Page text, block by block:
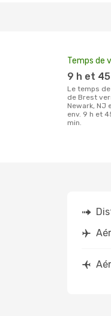
Temps de
9 h et
Le temps de vol
de Brest
Newark, NJ
env. 9 h et
min.